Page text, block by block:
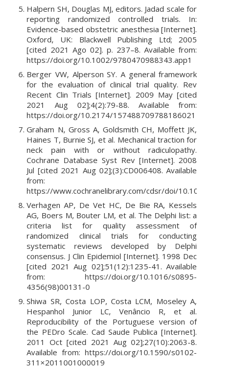
Halpern SH, Douglas MJ, editors. Jadad scale for
reporting randomized controlled trials. In:
Evidence-based obstetric anesthesia [Internet].
Oxford, UK: Blackwell Publishing Ltd; 2005
[cited 2021 Ago 02]. p. 237–8. Available from:
https://doi.org/10.1002/9780470988343.app1
Berger VW, Alperson SY. A general framework
for the evaluation of clinical trial quality. Rev
Recent Clin Trials [Internet]. 2009 May [cited
2021 Aug 02];4(2):79-88. Available from:
https://doi.org/10.2174/157488709788186021
Graham N, Gross A, Goldsmith CH, Moffett JK,
Haines T, Burnie SJ, et al. Mechanical traction for
neck pain with or without radiculopathy.
Cochrane Database Syst Rev [Internet]. 2008
Jul [cited 2021 Aug 02];(3):CD006408. Available
from:
https://www.cochranelibrary.com/cdsr/doi/10.1002/
Verhagen AP, De Vet HC, De Bie RA, Kessels
AG, Boers M, Bouter LM, et al. The Delphi list: a
criteria list for quality assessment of
randomized clinical trials for conducting
systematic reviews developed by Delphi
consensus. J Clin Epidemiol [Internet]. 1998 Dec
[cited 2021 Aug 02];51(12):1235-41. Available
from: https://doi.org/10.1016/s0895-
4356(98)00131-0
Shiwa SR, Costa LOP, Costa LCM, Moseley A,
Hespanhol Junior LC, Venâncio R, et al.
Reproducibility of the Portuguese version of
the PEDro Scale. Cad Saude Publica [Internet].
2011 Oct [cited 2021 Aug 02];27(10):2063-8.
Available from: https://doi.org/10.1590/s0102-
311×2011001000019